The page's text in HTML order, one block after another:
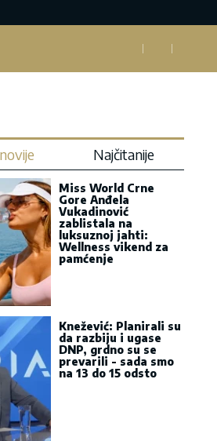
Najčitanije
Miss World Crne
Gore Anđela
Vukadinović
zablistala na
luksuznoj jahti:
Wellness vikend za
pamćenje
Knežević: Planirali su
da razbiju i ugase
DNP, grdno su se
prevarili - sada smo
na 13 do 15 odsto